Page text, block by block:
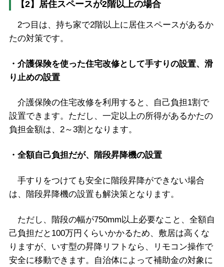
【2】居住スペースが2階以上の場合
2つ目は、持ち家で2階以上に居住スペースがあるか
たの対策です。
・介護保険を使った住宅改修として手すりの設置、滑
り止めの設置
介護保険の住宅改修を利用すると、自己負担1割で
設置できます。ただし、一定以上の所得があるかたの
負担金額は、2～3割となります。
・全額自己負担だが、階段昇降機の設置
手すりをつけても安全に階段昇降ができない場合
は、階段昇降機の設置も解決策となります。
ただし、階段の幅が750mm以上必要なこと、全額自
己負担だと100万円くらいかかるため、敷居は高くな
りますが、いす型の昇降リフトなら、リモコン操作で
安全に移動できます。自治体によって補助金の対象に